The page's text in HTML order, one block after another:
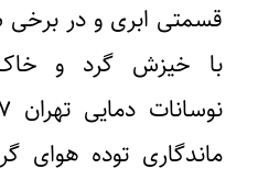
قسمتی ابری و در
با خیزش گرد و
ماندگاری توده هوای